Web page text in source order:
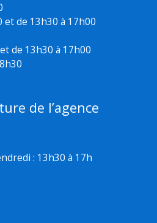
et de 13h30 à 17h00
de 13h30 à 17h00
de l’agence
: 13h30 à 17h